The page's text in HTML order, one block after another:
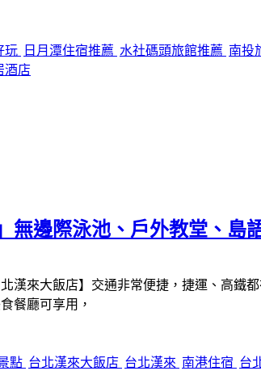
玩 日月潭住宿推薦 水社碼頭旅館推薦 南投
酒店
無邊際泳池、戶外教堂、島
漢來大飯店】交通非常便捷，捷運、高鐵
餐廳可享用，
點 台北漢來大飯店 台北漢來 南港住宿 台